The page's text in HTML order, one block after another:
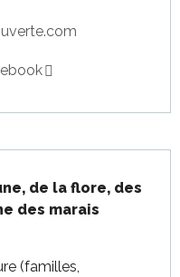
de la flore, des
des marais
(familles,